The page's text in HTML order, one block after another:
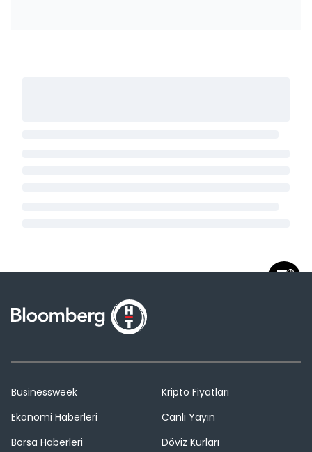
Businessweek
Ekonomi Haberleri
Borsa Haberleri
Kripto Fiyatları
Canlı Yayın
Döviz Kurları